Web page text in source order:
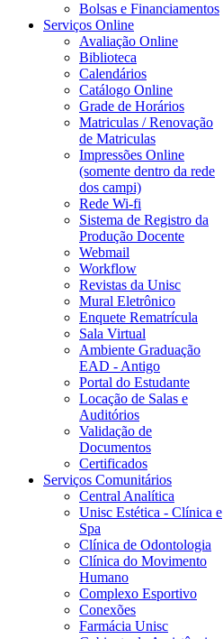
Bolsas e Financiamentos
Serviços Online
Avaliação Online
Biblioteca
Calendários
Catálogo Online
Grade de Horários
Matriculas / Renovação
de Matriculas
Impressões Online
(somente dentro da rede
dos campi)
Rede Wi-fi
Sistema de Registro da
Produção Docente
Webmail
Workflow
Revistas da Unisc
Mural Eletrônico
Enquete Rematrícula
Sala Virtual
Ambiente Graduação
EAD - Antigo
Portal do Estudante
Locação de Salas e
Auditórios
Validação de
Documentos
Certificados
Serviços Comunitários
Central Analítica
Unisc Estética - Clínica e
Spa
Clínica de Odontologia
Clínica do Movimento
Humano
Complexo Esportivo
Conexões
Farmácia Unisc